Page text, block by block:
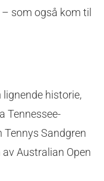
som også kom til
historie,
Tennessee-
Sandgren
av Australian Open